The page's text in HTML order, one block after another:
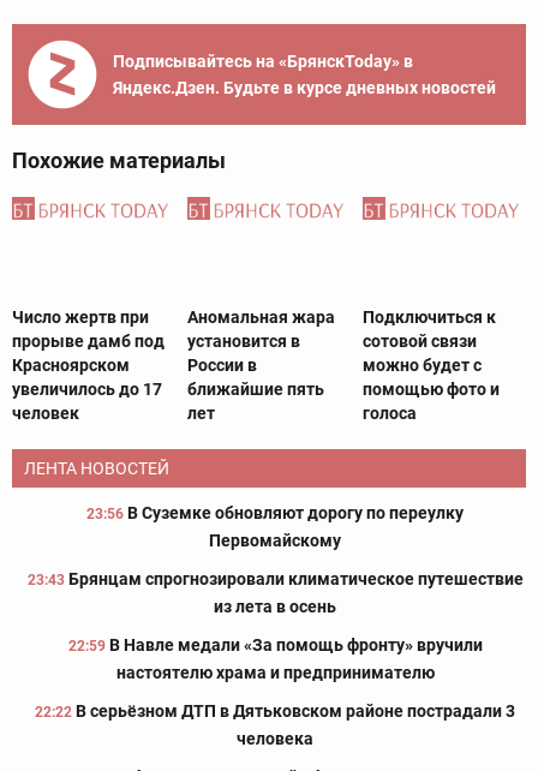
Подписывайтесь на «БрянскToday» в
Яндекс.Дзен. Будьте в курсе дневных новостей
Похожие материалы
Число жертв при
прорыве дамб под
Красноярском
увеличилось до 17
человек
Аномальная жара
установится в
России в
ближайшие пять
лет
Подключиться к
сотовой связи
можно будет с
помощью фото и
голоса
ЛЕНТА НОВОСТЕЙ
23:56 В Суземке обновляют дорогу по переулку
Первомайскому
23:43 Брянцам спрогнозировали климатическое путешествие
из лета в осень
22:59 В Навле медали «За помощь фронту» вручили
настоятелю храма и предпринимателю
22:22 В серьёзном ДТП в Дятьковском районе пострадали 3
человека